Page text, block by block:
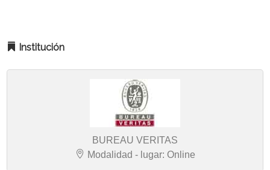
Institución
BUREAU VERITAS
Modalidad - lugar: Online